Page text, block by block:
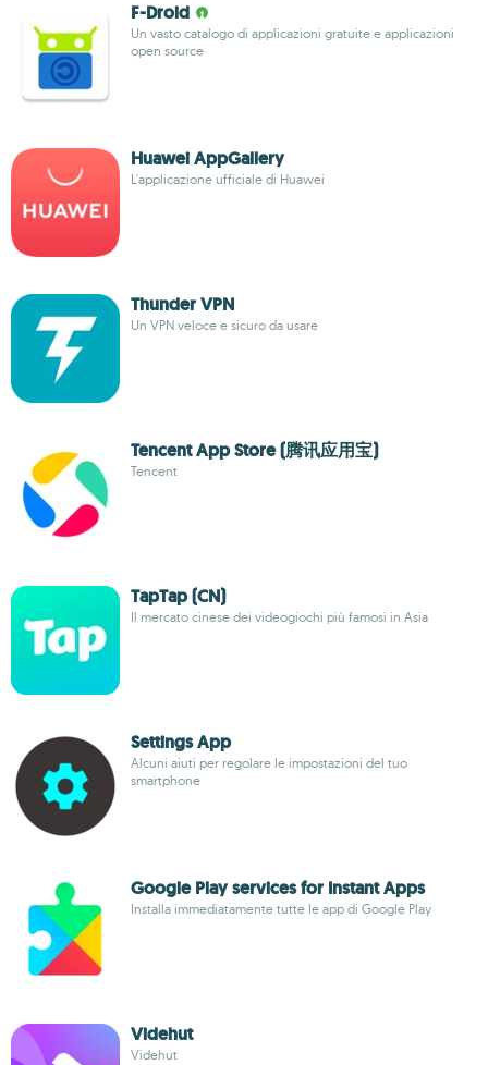
F-Droid
Un vasto catalogo di applicazioni gratuite e applicazioni
open source
Huawei AppGallery
L'applicazione ufficiale di Huawei
Thunder VPN
Un VPN veloce e sicuro da usare
Tencent App Store (腾讯应用宝)
Tencent
TapTap (CN)
Il mercato cinese dei videogiochi più famosi in Asia
Settings App
Alcuni aiuti per regolare le impostazioni del tuo
smartphone
Google Play services for Instant Apps
Installa immediatamente tutte le app di Google Play
Videhut
Videhut